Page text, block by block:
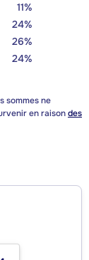
11%
24%
26%
24%
sommes ne
en raisondes